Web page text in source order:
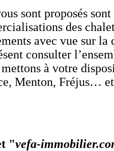
sont proposés
des
avec vue sur
consulter
à votre
Menton, Fréjus…
"vefa-